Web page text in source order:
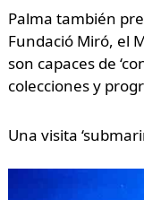
Palma también
Fundació Miró, el
son capaces de
colecciones y
Una visita